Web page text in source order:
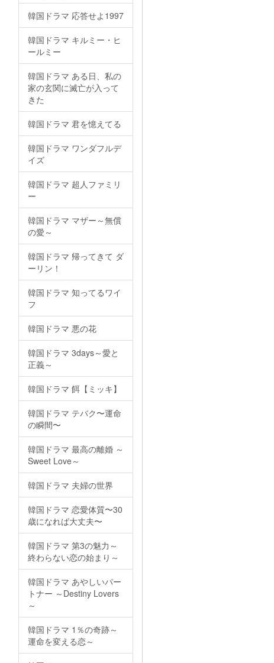
韓国ドラマ 応答せよ1997
韓国ドラマ キルミー・ヒ
ールミー
韓国ドラマ ある日、私の
家の玄関に滅亡が入って
きた
韓国ドラマ 君を憶えてる
韓国ドラマ ワンダフルデ
イズ
韓国ドラマ 超人ファミリ
ー
韓国ドラマ マザー～無償
の愛～
韓国ドラマ 帰ってきて ダ
ーリン！
韓国ドラマ 知ってるワイ
フ
韓国ドラマ 悪の花
韓国ドラマ 3days～愛と
正義～
韓国ドラマ 餌【ミッキ】
韓国ドラマ テバク〜運命
の瞬間〜
韓国ドラマ 最高の離婚 ～
Sweet Love～
韓国ドラマ 夫婦の世界
韓国ドラマ 恋愛体質〜30
歳になれば大丈夫〜
韓国ドラマ 第3の魅力～
終わらない恋の始まり～
韓国ドラマ あやしいパー
トナー ～Destiny Lovers
～
韓国ドラマ 1％の奇跡～
運命を変える恋～